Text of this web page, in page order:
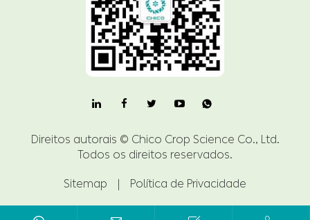

Direitos autorais © Chico Crop Science Co., Ltd.
Todos os direitos reservados.
Sitemap | Política de Privacidade